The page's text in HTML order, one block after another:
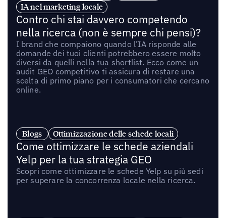
IA nel marketing locale
Contro chi stai davvero competendo
nella ricerca (non è sempre chi pensi)?
I brand che compaiono quando l’IA risponde alle
domande dei tuoi clienti potrebbero essere molto
diversi da quelli nella tua shortlist. Ecco come un
audit GEO competitivo ti assicura di restare una
scelta di primo piano per i consumatori che cercano
online.
Blogs Ottimizzazione delle schede locali
Come ottimizzare le schede aziendali
Yelp per la tua strategia GEO
Scopri come ottimizzare le schede Yelp su più sedi
per superare la concorrenza locale nella ricerca.